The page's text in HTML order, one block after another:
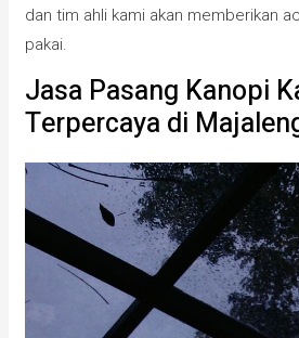
dan tim ahli kami akan memberikan
pakai.
Jasa Pasang Kanopi
Terpercaya di